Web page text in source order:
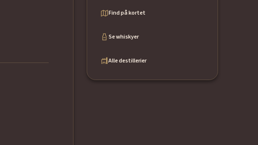
Find på kortet
Se whiskyer
Alle destillerier